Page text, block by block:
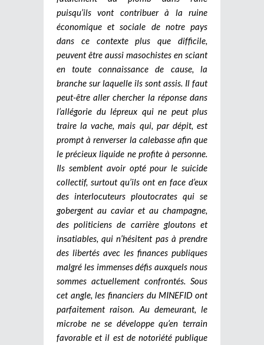
puisqu’ils vont contribuer à la ruine
économique et sociale de notre pays
dans ce contexte plus que difficile,
peuvent être aussi masochistes en sciant
en toute connaissance de cause, la
branche sur laquelle ils sont assis. Il faut
peut-être aller chercher la réponse dans
l’allégorie du lépreux qui ne peut plus
traire la vache, mais qui, par dépit, est
prompt à renverser la calebasse afin que
le précieux liquide ne profite à personne.
Ils semblent avoir opté pour le suicide
collectif, surtout qu’ils ont en face d’eux
des interlocuteurs ploutocrates qui se
gobergent au caviar et au champagne,
des politiciens de carrière gloutons et
insatiables, qui n’hésitent pas à prendre
des libertés avec les finances publiques
malgré les immenses défis auxquels nous
sommes actuellement confrontés. Sous
cet angle, les financiers du MINEFID ont
parfaitement raison. Au demeurant, le
microbe ne se développe qu’en terrain
favorable et il est de notoriété publique